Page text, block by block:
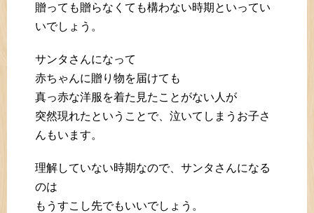
贈っても贈らなくても構わない時期といってい
いでしょう。
サンタさんになって
赤ちゃんに贈り物を届けても
真っ赤な洋服を着た見たことがない人が
突然現れたということで、泣いてしまうお子さ
んもいます。
理解していない時期なので、サンタさんになる
のは
もうすこし先でもいいでしょう。